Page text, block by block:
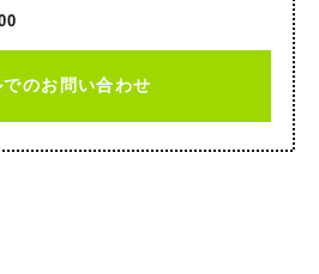
でのお問い合わせ